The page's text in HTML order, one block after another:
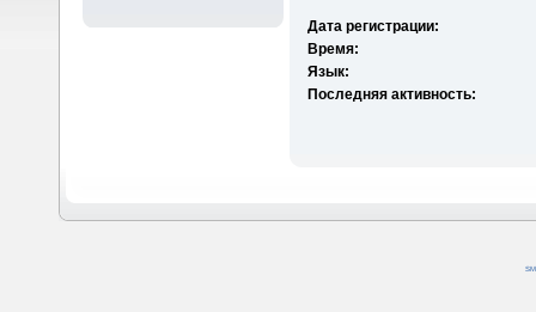
Дата регистрации:
Время:
Язык:
Последняя активность: